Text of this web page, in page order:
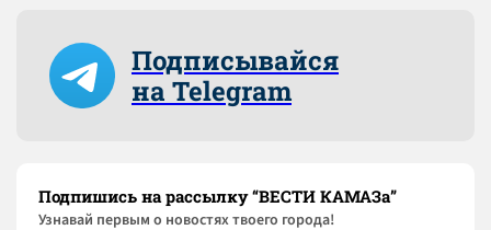
Подписывайся
на Telegram
Подпишись на рассылку “ВЕСТИ КАМАЗа”
Узнaвай первым о новостях твоего города!